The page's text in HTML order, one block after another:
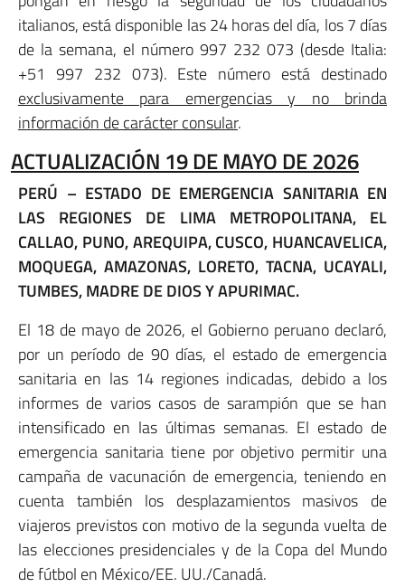
italianos, está disponible las 24 horas del día, los 7 días
de la semana, el número 997 232 073 (desde Italia:
+51 997 232 073). Este número está destinado
exclusivamente para emergencias y no brinda
información de carácter consular.
ACTUALIZACIÓN 19 DE MAYO DE 2026
PERÚ – ESTADO DE EMERGENCIA SANITARIA EN
LAS REGIONES DE LIMA METROPOLITANA, EL
CALLAO, PUNO, AREQUIPA, CUSCO, HUANCAVELICA,
MOQUEGA, AMAZONAS, LORETO, TACNA, UCAYALI,
TUMBES, MADRE DE DIOS Y APURIMAC.
El 18 de mayo de 2026, el Gobierno peruano declaró,
por un período de 90 días, el estado de emergencia
sanitaria en las 14 regiones indicadas, debido a los
informes de varios casos de sarampión que se han
intensificado en las últimas semanas. El estado de
emergencia sanitaria tiene por objetivo permitir una
campaña de vacunación de emergencia, teniendo en
cuenta también los desplazamientos masivos de
viajeros previstos con motivo de la segunda vuelta de
las elecciones presidenciales y de la Copa del Mundo
de fútbol en México/EE. UU./Canadá.